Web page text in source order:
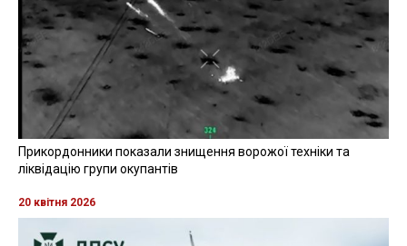
Прикордонники показали знищення ворожої техніки та
ліквідацію групи окупантів
20 квітня 2026